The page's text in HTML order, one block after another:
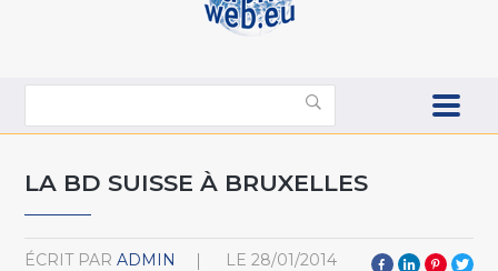
LA BD SUISSE À BRUXELLES
ÉCRIT PAR ADMIN LE 28/01/2014